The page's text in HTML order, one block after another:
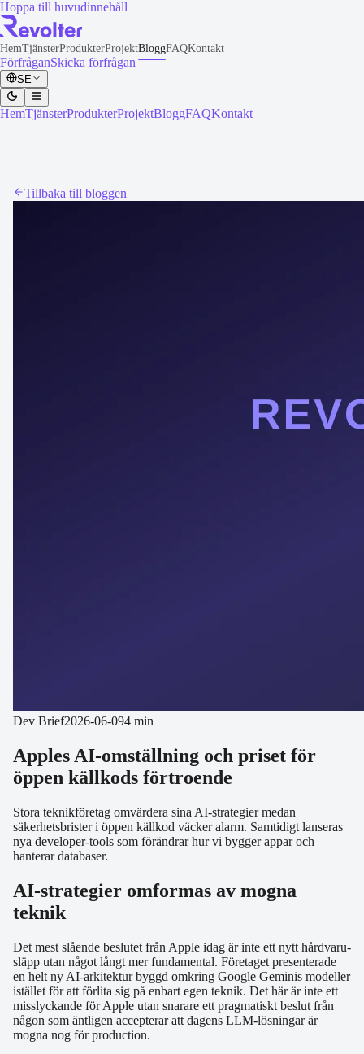
Hoppa till huvudinnehåll
HemTjänsterProdukterProjektBloggFAQKontakt
FörfråganSkicka förfrågan
SE
HemTjänsterProdukterProjektBloggFAQKontakt
Tillbaka till bloggen
Dev Brief2026-06-094 min
Apples AI-omställning och priset för
öppen källkods förtroende
Stora teknikföretag omvärdera sina AI-strategier medan
säkerhetsbrister i öppen källkod väcker alarm. Samtidigt lanseras
nya developer-tools som förändrar hur vi bygger appar och
hanterar databaser.
AI-strategier omformas av mogna
teknik
Det mest slående beslutet från Apple idag är inte ett nytt hårdvaru-
släpp utan något långt mer fundamental. Företaget presenterade
en helt ny AI-arkitektur byggd omkring Google Geminis modeller
istället för att förlita sig på enbart egen teknik. Det här är inte ett
misslyckande för Apple utan snarare ett pragmatiskt beslut från
någon som äntligen accepterar att dagens LLM-lösningar är
mogna nog för production.